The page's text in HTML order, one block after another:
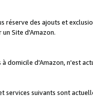
réserve des ajouts et
Site d'Amazon.
à domicile d'Amazon, n'est
services suivants sont